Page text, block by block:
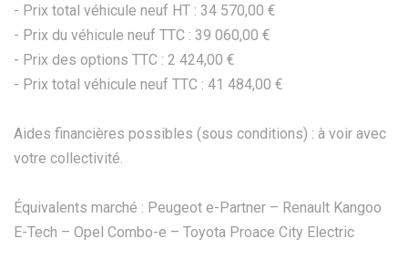
- Prix total véhicule neuf HT : 34 570,00 €
- Prix du véhicule neuf TTC : 39 060,00 €
- Prix des options TTC : 2 424,00 €
- Prix total véhicule neuf TTC : 41 484,00 €
Aides financières possibles (sous conditions) : à voir avec
votre collectivité.
Équivalents marché : Peugeot e-Partner – Renault Kangoo
E-Tech – Opel Combo-e – Toyota Proace City Electric